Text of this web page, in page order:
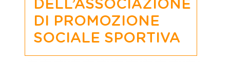
DELL’ASSOCIAZIONE
DI PROMOZIONE
SOCIALE SPORTIVA